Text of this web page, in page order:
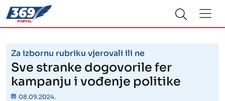
Za izbornu rubriku vjerovali ili ne
Sve stranke dogovorile fer
kampanju i vođenje politike
08.09.2024.